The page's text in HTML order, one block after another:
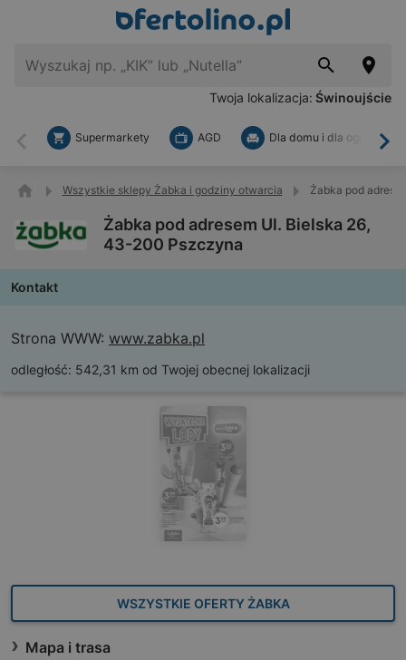
Twoja lokalizacja: Świnoujście
Wstecz
Supermarkety AGD Dla domu i dla ogrodu
Wszystkie sklepy Żabka i godziny otwarcia Żabka pod
Żabka pod adresem Ul. Bielska 26,
43-200 Pszczyna
Kontakt
Strona WWW: www.zabka.pl
odległość: 542,31 km od Twojej obecnej lokalizacji
WSZYSTKIE OFERTY ŻABKA
Mapa i trasa